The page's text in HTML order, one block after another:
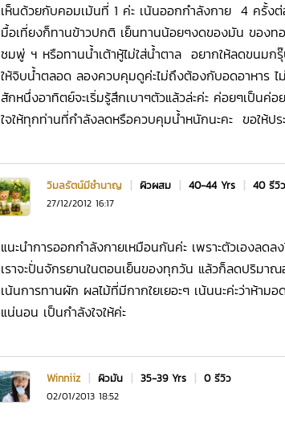
เห็นด้วยกับคอมเม้นที่ 1 ค่ะ เน้นออกกำลังกาย 4 ครั้งต่
มื้อเที่ยงก็ทานข้าวปกติ เย็นทานน้อยๆงดของมัน ของ
ชมพู่ ฯ หรือทานน้ำเต้าหู้ไม่ใส่น้ำตาล อยากให้ลดขนมก
ให้จิบน้ำตลอด ลองควบคุมดูค่ะไม่ถึงต้องกับอดอาหาร
สักหนึ่งอาทิตย์จะเริ่มรู้สึกเบาๆตัวแล้วล่ะค่ะ ค่อยๆเป็นค่อ
ใจให้ทุกท่านที่กำลังลดหรือควบคุมน้ำหนักนะคะ ขอให้ปร
วิมลรัตน์มีชำนาญ | ผิวผสม | 40-44 Yrs | 40 รีวิว
27/12/2012 16:17
แนะนำการออกกำลังกายเหมือนกันค่ะ เพราะตัวเองลด
เราจะปั่นจักรยานในตอนเย็นของทุกวัน แล้วก็ลดปริม
เน้นการทานผัก ผลไม้ที่มีกากใยเยอะๆ เน้นนะค่ะว่าห้าม
แน่นอน เป็นกำลังใจให้ค่ะ
Winniiz | ผิวมัน | 35-39 Yrs | 0 รีวิว
02/01/2013 18:52